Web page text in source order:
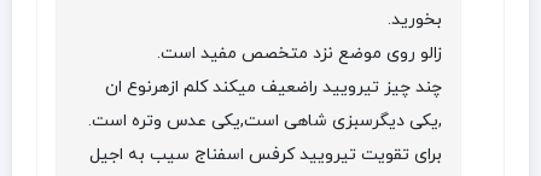
بخورید.
زالو روی موضع نزد متخصص مفید است.
چند چیز تیرویید راضعیف میکند کلم ازهرنوع ان
,یکی دیگرسبزی شاهی است,یکی عدس وتره است.
برای تقویت تیرویید کرفس اسفناج سیب به اجیل